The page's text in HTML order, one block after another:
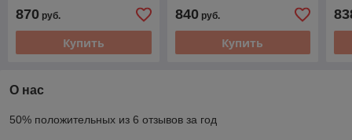
870 руб.
Купить
840руб.
Купить
О нас
50% положительных из 6 отзывов за год